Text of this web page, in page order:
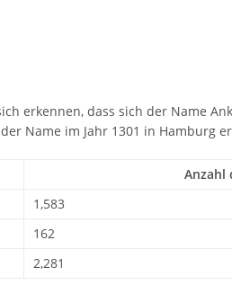
erkennen, dass sich der Name
Name im Jahr 1301 in Hamburg
Anzahl
1,583
162
2,281